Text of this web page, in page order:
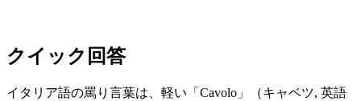
クイック回答
イタリア語の罵り言葉は、軽い「Cavolo」（キャベツ, 英語